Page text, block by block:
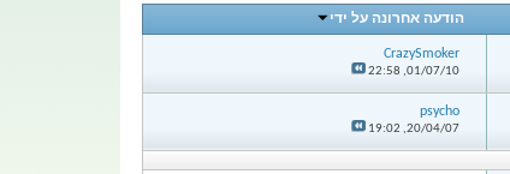
הודעה אחרונה על ידי
CrazySmoker
01/07/10,
22:58
psycho
20/04/07,
19:02